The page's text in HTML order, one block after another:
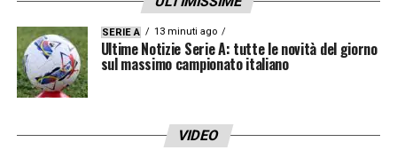
SERIE A 13 minuti ago
Ultime Notizie Serie A: tutte le novità del giorno
sul massimo campionato italiano
VIDEO